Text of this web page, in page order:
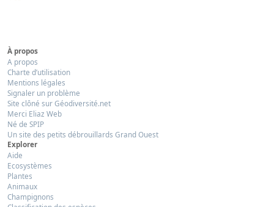
À propos
A propos
Charte d’utilisation
Mentions légales
Signaler un problème
Site clôné sur Géodiversité.net
Merci Eliaz Web
Né de SPIP
Un site des petits débrouillards Grand Ouest
Explorer
Aide
Ecosystèmes
Plantes
Animaux
Champignons